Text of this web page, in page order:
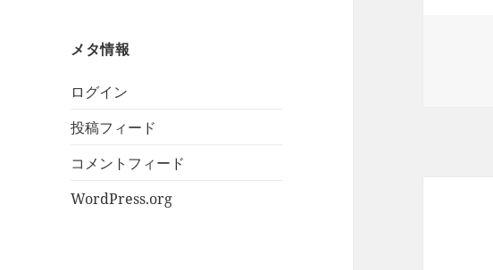
メタ情報
ログイン
投稿フィード
コメントフィード
WordPress.org